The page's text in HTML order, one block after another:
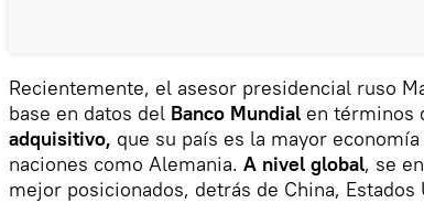
Recientemente, el asesor presidencial ruso
base en datos del Banco Mundial en términos
adquisitivo, que su país es la mayor
naciones como Alemania. A nivel global, se
mejor posicionados, detrás de China, Estados